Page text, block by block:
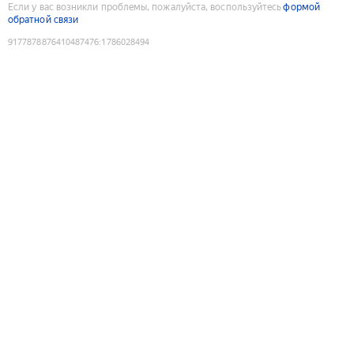
Если у вас возникли проблемы, пожалуйста, воспользуйтесьформой
обратной связи
9177878876410487476:1786028494